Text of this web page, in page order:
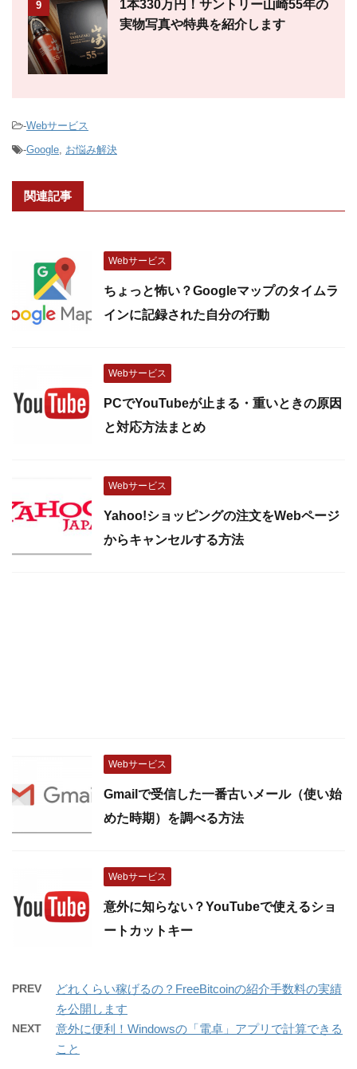
9
1本330万円！サントリー山崎55年の
実物写真や特典を紹介します
-Webサービス
-Google お悩み解決
関連記事
Webサービス
ちょっと怖い？Googleマップのタイムラ
インに記録された自分の行動
Webサービス
PCでYouTubeが止まる・重いときの原因
と対応方法まとめ
Webサービス
Yahoo!ショッピングの注文をWebページ
からキャンセルする方法
Webサービス
Gmailで受信した一番古いメール（使い始
めた時期）を調べる方法
Webサービス
意外に知らない？YouTubeで使えるショ
ートカットキー
PREV
どれくらい稼げるの？FreeBitcoinの紹介手数料の実績
を公開します
NEXT
意外に便利！Windowsの「電卓」アプリで計算できる
こと